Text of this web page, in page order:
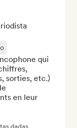
qui
sorties, etc.)
en leur
dadas